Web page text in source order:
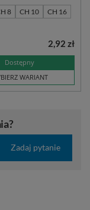
8 CH 10
CH 16
Dostępny
WARIANT
2,92 zł
Zadaj pytanie